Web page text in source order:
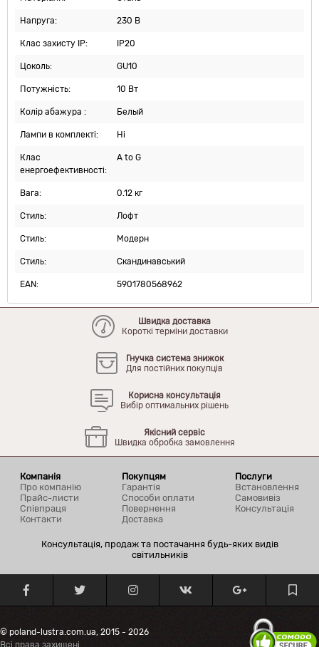
Напруга: 230 В
Клас захисту IP: IP20
Цоколь: GU10
Потужність: 10 Вт
Колір абажура : Белый
Лампи в комплекті: Ні
Клас
енергоефективності:
A to G
Вага: 0.12 кг
Стиль: Лофт
Стиль: Модерн
Стиль: Скандинавський
EAN: 5901780568962
Швидка доставка
Короткі терміни доставки
Гнучка система знижок
Для постійних покупців
Корисна консультація
Вибір оптимальних рішень
Якісний сервіс
Швидка обробка замовлення
Компанія
Про компанію
Прайс-листи
Співпраця
Контакти
Покупцям
Гарантія
Способи оплати
Повернення
Доставка
Послуги
Встановлення
Самовивіз
Консультація
Консультація, продаж та постачання будь-яких видів
світильників
© poland-lustra.com.ua, 2015 - 2026